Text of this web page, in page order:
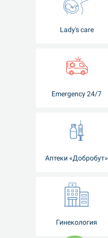
Lady's care
Emergency 24/7
Аптеки «Добробут»
Гинекология